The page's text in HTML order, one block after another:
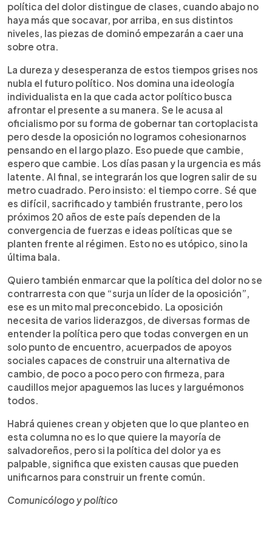
política del dolor distingue de clases, cuando abajo no
haya más que socavar, por arriba, en sus distintos
niveles, las piezas de dominó empezarán a caer una
sobre otra.
La dureza y desesperanza de estos tiempos grises nos
nubla el futuro político. Nos domina una ideología
individualista en la que cada actor político busca
afrontar el presente a su manera. Se le acusa al
oficialismo por su forma de gobernar tan cortoplacista
pero desde la oposición no logramos cohesionarnos
pensando en el largo plazo. Eso puede que cambie,
espero que cambie. Los días pasan y la urgencia es más
latente. Al final, se integrarán los que logren salir de su
metro cuadrado. Pero insisto: el tiempo corre. Sé que
es difícil, sacrificado y también frustrante, pero los
próximos 20 años de este país dependen de la
convergencia de fuerzas e ideas políticas que se
planten frente al régimen. Esto no es utópico, sino la
última bala.
Quiero también enmarcar que la política del dolor no se
contrarresta con que “surja un líder de la oposición”,
ese es un mito mal preconcebido. La oposición
necesita de varios liderazgos, de diversas formas de
entender la política pero que todas convergen en un
solo punto de encuentro, acuerpados de apoyos
sociales capaces de construir una alternativa de
cambio, de poco a poco pero con firmeza, para
caudillos mejor apaguemos las luces y larguémonos
todos.
Habrá quienes crean y objeten que lo que planteo en
esta columna no es lo que quiere la mayoría de
salvadoreños, pero si la política del dolor ya es
palpable, significa que existen causas que pueden
unificarnos para construir un frente común.
Comunicólogo y político